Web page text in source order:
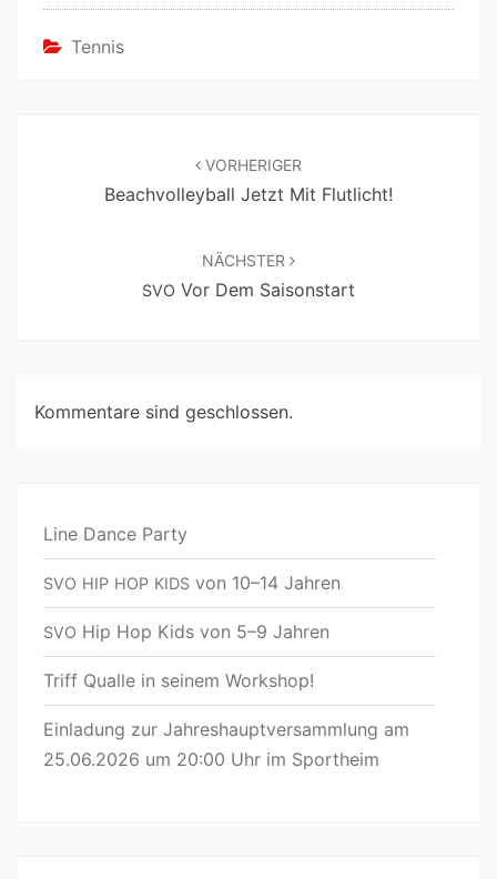
Tennis
VORHERIGER
Beachvolleyball Jetzt Mit Flutlicht!
NÄCHSTER
SVO Vor Dem Saisonstart
Kommentare sind geschlossen.
Line Dance Party
SVO HIP HOP KIDS von 10–14 Jahren
SVO Hip Hop Kids von 5–9 Jahren
Triff Qualle in seinem Workshop!
Einladung zur Jahreshauptversammlung am
25.06.2026 um 20:00 Uhr im Sportheim